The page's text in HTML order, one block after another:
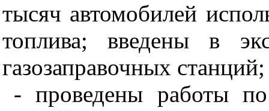
тысяч автомобилей
топлива; введены в
газозаправочных станций;
- проведены работы